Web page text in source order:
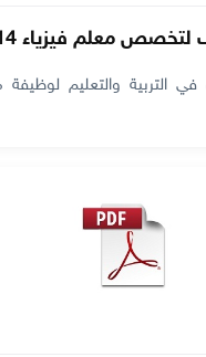
معلم فيزياء 2014
التربية والتعليم